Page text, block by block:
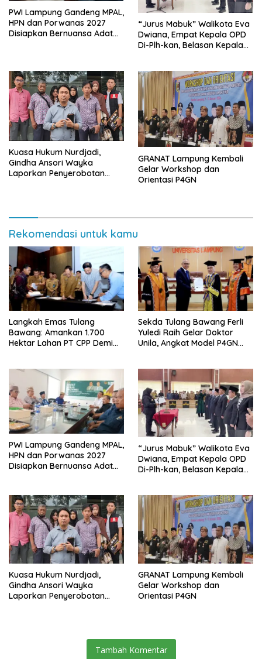
PWI Lampung Gandeng MPAL,
HPN dan Porwanas 2027
Disiapkan Bernuansa Adat
“Jurus Mabuk” Walikota Eva
Dwiana, Empat Kepala OPD
Di-Plh-kan, Belasan Kepala
Kuasa Hukum Nurdjadi,
Gindha Ansori Wayka
Laporkan Penyerobotan
GRANAT Lampung Kembali
Gelar Workshop dan
Orientasi P4GN
Rekomendasi untuk kamu
Langkah Emas Tulang
Bawang: Amankan 1.700
Hektar Lahan PT CPP Demi
Sekda Tulang Bawang Ferli
Yuledi Raih Gelar Doktor
Unila, Angkat Model P4GN
PWI Lampung Gandeng MPAL,
HPN dan Porwanas 2027
Disiapkan Bernuansa Adat
“Jurus Mabuk” Walikota Eva
Dwiana, Empat Kepala OPD
Di-Plh-kan, Belasan Kepala
Kuasa Hukum Nurdjadi,
Gindha Ansori Wayka
Laporkan Penyerobotan
GRANAT Lampung Kembali
Gelar Workshop dan
Orientasi P4GN
Tambah Komentar